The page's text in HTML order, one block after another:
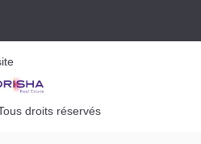
droits réservés